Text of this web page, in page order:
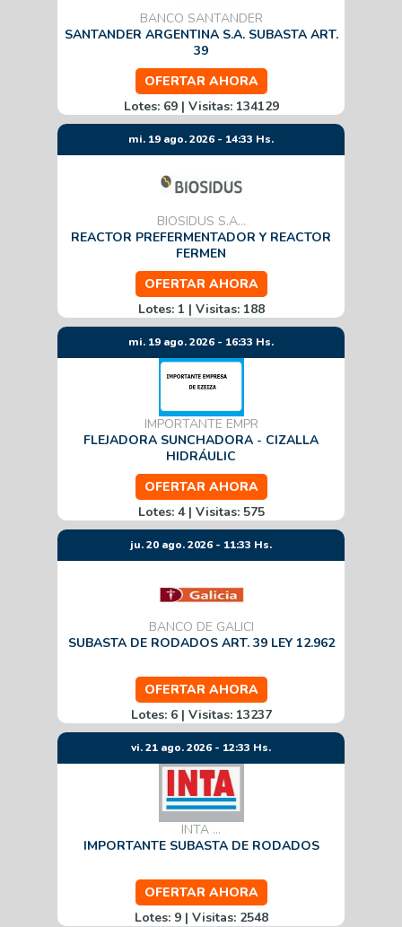
BANCO SANTANDER
SANTANDER ARGENTINA S.A. SUBASTA ART.
39
OFERTAR AHORA
Lotes: 69 | Visitas: 134129
mi. 19 ago. 2026 - 14:33 Hs.
BIOSIDUS S.A...
REACTOR PREFERMENTADOR Y REACTOR
FERMEN
OFERTAR AHORA
Lotes: 1 | Visitas: 188
mi. 19 ago. 2026 - 16:33 Hs.
IMPORTANTE EMPR
FLEJADORA SUNCHADORA - CIZALLA
HIDRÁULIC
OFERTAR AHORA
Lotes: 4 | Visitas: 575
ju. 20 ago. 2026 - 11:33 Hs.
BANCO DE GALICI
SUBASTA DE RODADOS ART. 39 LEY 12.962
OFERTAR AHORA
Lotes: 6 | Visitas: 13237
vi. 21 ago. 2026 - 12:33 Hs.
INTA ...
IMPORTANTE SUBASTA DE RODADOS
OFERTAR AHORA
Lotes: 9 | Visitas: 2548